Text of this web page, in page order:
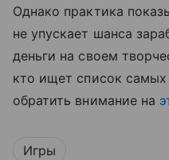
Однако практика
не упускает шанса
деньги на своем
кто ищет список
обратить внимание на
Игры